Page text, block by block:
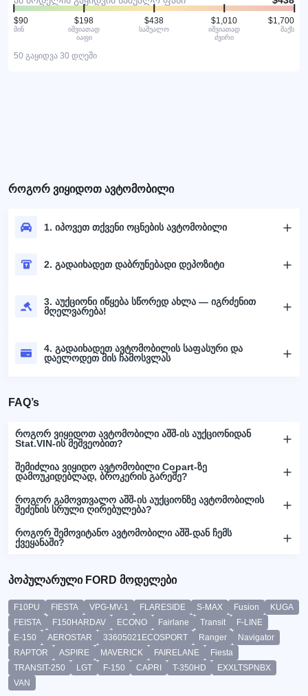
$90
მინ
$198
იშვიათად
იაფი
$438
საშუალო
$1,010
იშვიათად
ძვირი
$1,700
მაქს
50 გაყიდვა 30 დღეში
როგორ ვიყიდოთ ავტომობილი
1. იპოვეთ თქვენი ოცნების ავტომობილი
2. გადაიხადეთ დაბრუნებადი დეპოზიტი
3. აუქციონი იწყება სწორედ ახლა — იგრძენით
მღელვარება!
4. გადაიხადეთ ავტომობილის საფასური და
დაელოდეთ მის ჩამოსვლას
FAQ’s
როგორ ვიყიდოთ ავტომობილი აშშ-ის აუქციონიდან
Stat.VIN-ის მეშვეობით?
შემიძლია ვიყიდო ავტომობილი Copart-ზე
დამოუკიდებლად, ბროკერის გარეშე?
როგორ გამოვთვალო აშშ-ის აუქციონზე ავტომობილის
შეძენის სრული ღირებულება?
როგორ შემოვიტანო ავტომობილი აშშ-დან ჩემს
ქვეყანაში?
პოპულარული FORD მოდელები
F10PU FIESTA VPG-MV-1 FLARESIDE S-MAX Fusion
KUGA
FEISTA
F150HARDAV ECONO Fairlane Transit
F-LINE
E-150
AEROSTAR 33605021ECOSPORT Ranger
Navigator
RAPTOR
ASPIRE MAVERICK FAIRELANE
Fiesta
TRANSIT-250
LGT F-150 CAPRI T-350HD
EXXLTSPNBX
VAN